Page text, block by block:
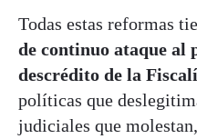
Todas estas reformas
de continuo ataque al
descrédito de la
políticas que
judiciales que